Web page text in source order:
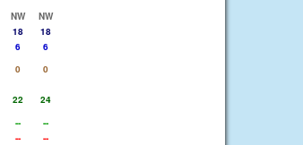
NW
NW
18
18
6
6
0
0
22
24
--
--
-- --